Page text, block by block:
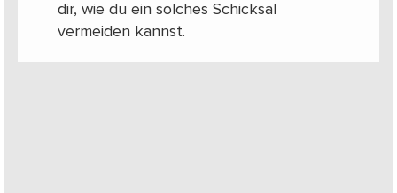
dir, wie du ein solches Schicksal
vermeiden kannst.